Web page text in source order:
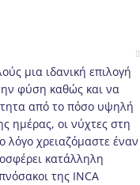
μια ιδανική επιλογή
φύση καθώς και να
από το πόσο υψηλή
ημέρας, οι νύχτες στη
λόγο χρειαζόμαστε έναν
κατάλληλη
της INCA